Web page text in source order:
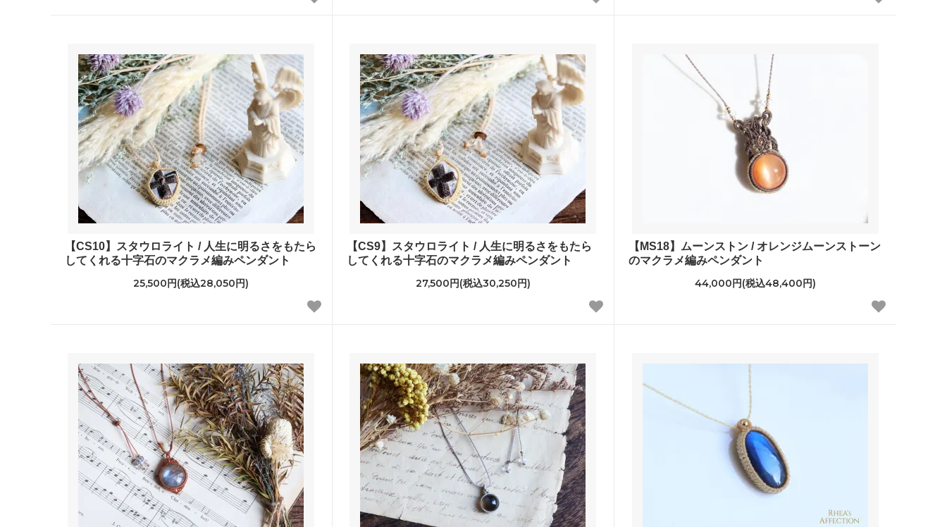
【CS10】スタウロライト / 人生に明るさをもたら
してくれる十字石のマクラメ編みペンダント
25,500円(税込28,050円)
【CS9】スタウロライト / 人生に明るさをもたら
してくれる十字石のマクラメ編みペンダント
27,500円(税込30,250円)
【MS18】ムーンストン / オレンジムーンストーン
のマクラメ編みペンダント
44,000円(税込48,400円)